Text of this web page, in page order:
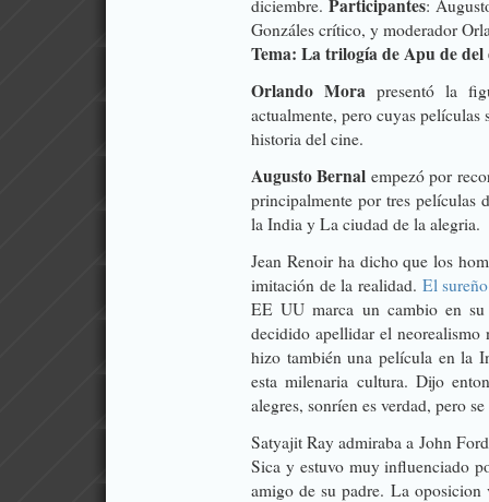
diciembre.Participantes:
Gonzáles crítico, y moderador
Tema: La trilogía de Apu de
Orlando Morapresentó la
actualmente, pero cuyas películas
historia del cine.
Augusto Bernal empezó por
principalmente por tres películas
la India y La ciudad de la alegria.
Jean Renoir ha dicho que los
imitación de la realidad. El sureño
EE UU marca un cambio en
decidido apellidar el
hizo también una película en la
esta milenaria cultura. Dijo
alegres, sonríen es verdad, pero
Satyajit Ray admiraba a John
Sica y estuvo muy influenciado
amigo de su padre. La